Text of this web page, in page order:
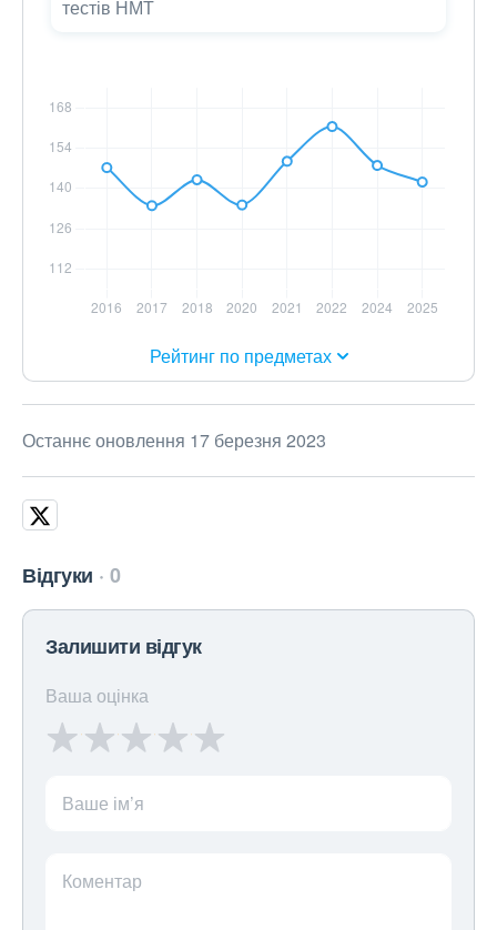
тестів НМТ
Рейтинг по предметах
Останнє оновлення 17 березня 2023
Відгуки 0
Залишити відгук
Ваша оцінка
Ваше ім’я
Коментар